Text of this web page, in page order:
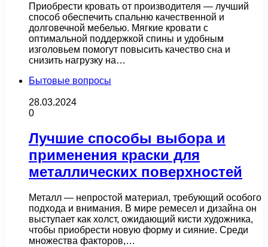
Приобрести кровать от производителя — лучший
способ обеспечить спальню качественной и
долговечной мебелью. Мягкие кровати с
оптимальной поддержкой спины и удобным
изголовьем помогут повысить качество сна и
снизить нагрузку на…
Бытовые вопросы
28.03.2024
0
Лучшие способы выбора и
применения краски для
металлических поверхностей
Металл — непростой материал, требующий особого
подхода и внимания. В мире ремесел и дизайна он
выступает как холст, ожидающий кисти художника,
чтобы приобрести новую форму и сияние. Среди
множества факторов,…